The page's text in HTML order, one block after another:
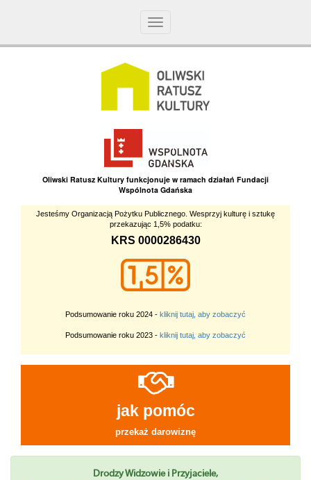
Toggle
Oliwski Ratusz Kultury funkcjonuje w ramach działań Fundacji
Wspólnota Gdańska
Jesteśmy Organizacją Pożytku Publicznego. Wesprzyj kulturę i sztukę
przekazując 1,5% podatku:
KRS 0000286430
Podsumowanie roku 2024 - kliknij tutaj, aby zobaczyć
Podsumowanie roku 2023 - kliknij tutaj, aby zobaczyć
jak pomóc
przekaż darowiznę
Drodzy Widzowie i Przyjaciele,